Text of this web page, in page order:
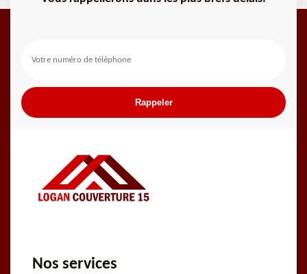
Nos services